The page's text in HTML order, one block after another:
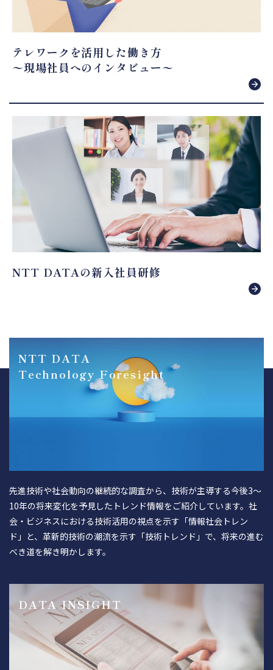
テレワークを活用した働き方
〜現場社員へのインタビュー〜
NTT DATAの新入社員研修
NTT DATA
Technology Foresight
先進技術や社会動向の継続的な調査から、技術が主導する今後3～
10年の将来変化を予見したトレンド情報をご紹介しています。社
会・ビジネスにおける技術活用の視点を示す「情報社会トレン
ド」と、革新的技術の潮流を示す「技術トレンド」で、将来の進む
べき道を解き明かします。
DATA INSIGHT